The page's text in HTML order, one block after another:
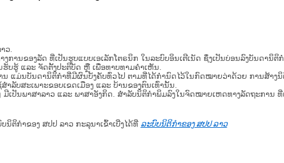
ວ.
ານ​ຂອງ​ລັດ ທີ່​ເປັນ​ຮູບ​ແບບ​ເອ​ເລັກ​ໂຕ​ຣ​ນິກ ໃນ​ລະ​ບົບ​ອິນ​ເຕີ​ເນັດ ຊຶ່ງ​ເປັນ​ບ່ອນ​ລົງ​ບັນ​ດາ​ນິ​ຕິ​
ບ​ຮູ້ ແລະ ຈັດ​ຕັ້ງ​ປະ​ຕິ​ບັດ ຫຼື ເພື່ອທາບທາມຄໍາເຫັນ.
ແມ່ນ​ບັນ​ດາ​ນິ​ຕິ​ກຳ​ທີ່​ມີ​ຜົນ​ບັງ​ຄັບ​ທົ່ວ​ໄປ ຕາມ​ທີ່​ໄດ້​ກຳ​ນົດ​ໄວ້​ໃນ​ກົດ​ໝາຍ​ວ່າ​ດ້ວຍ​ ການ​ສ້າງ​ນິ​
ລັບ​ສະ​ເພາະ​ຂອບ​ເຂດ​ເມືອງ ແລະ ບ້ານ​ຂອງ​ຕົນ​ເທົ່າ​ນັ້ນ.
ເປັນພາສາລາວ ແລະ ພາສາອັງກິດ. ສໍາລັບນິຕິກຳພິມລົງໃນຈົດໝາຍເຫດທາງລັດຖະການ ທີ່
ຕິກຳຂອງ ສປປ ລາວ ກະລຸນາເຂົ້າເບີ່ງໄດ້ທີ່ ລະບົບນິຕິກຳຂອງ ສປປ ລາວ